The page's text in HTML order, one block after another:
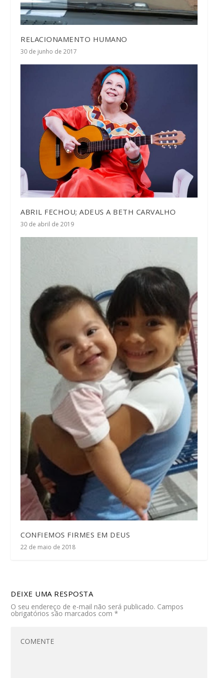
RELACIONAMENTO HUMANO
30 de junho de 2017
ABRIL FECHOU; ADEUS A BETH CARVALHO
30 de abril de 2019
CONFIEMOS FIRMES EM DEUS
22 de maio de 2018
DEIXE UMA RESPOSTA
O seu endereço de e-mail não será publicado. Campos
obrigatórios são marcados com*